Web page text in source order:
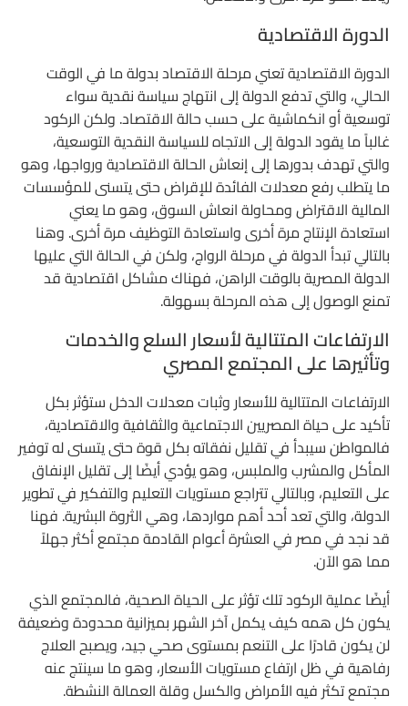
الدورة الاقتصادية
الدورة الاقتصادية تعني مرحلة الاقتصاد بدولة ما في الوقت
الحالي، والتي تدفع الدولة إلى انتهاج سياسة نقدية سواء
توسعية أو انكماشية على حسب حالة الاقتصاد. ولكن الركود
غالباً ما يقود الدولة إلى الاتجاه للسياسة النقدية التوسعية،
والتي تهدف بدورها إلى إنعاش الحالة الاقتصادية ورواجها، وهو
ما يتطلب رفع معدلات الفائدة للإقراض حتى يتسنى للمؤسسات
المالية الاقتراض ومحاولة انعاش السوق، وهو ما يعني
استعادة الإنتاج مرة أخرى واستعادة التوظيف مرة أخرى. وهنا
بالتالي تبدأ الدولة في مرحلة الرواج، ولكن في الحالة التي عليها
الدولة المصرية بالوقت الراهن، فهناك مشاكل اقتصادية قد
تمنع الوصول إلى هذه المرحلة بسهولة.
الارتفاعات المتتالية لأسعار السلع والخدمات
وتأثيرها على المجتمع المصري
الارتفاعات المتتالية للأسعار وثبات معدلات الدخل ستؤثر بكل
تأكيد على حياة المصريين الاجتماعية والثقافية والاقتصادية،
فالمواطن سيبدأ في تقليل نفقاته بكل قوة حتى يتسنى له توفير
المأكل والمشرب والملبس، وهو يؤدي أيضًا إلى تقليل الإنفاق
على التعليم، وبالتالي تتراجع مستويات التعليم والتفكير في تطوير
الدولة، والتي تعد أحد أهم مواردها، وهي الثروة البشرية. فهنا
قد نجد في مصر في العشرة أعوام القادمة مجتمع أكثر جهلاً
مما هو الآن.
أيضًا عملية الركود تلك تؤثر على الحياة الصحية، فالمجتمع الذي
يكون كل همه كيف يكمل آخر الشهر بميزانية محدودة وضعيفة
لن يكون قادرًا على التنعم بمستوى صحي جيد، ويصبح العلاج
رفاهية في ظل ارتفاع مستويات الأسعار، وهو ما سينتج عنه
مجتمع تكثر فيه الأمراض والكسل وقلة العمالة النشطة.